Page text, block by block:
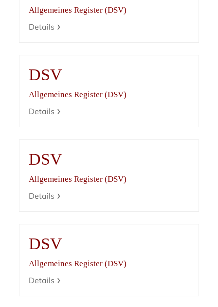
Allgemeines Register (DSV)
Details
DSV
Allgemeines Register (DSV)
Details
DSV
Allgemeines Register (DSV)
Details
DSV
Allgemeines Register (DSV)
Details